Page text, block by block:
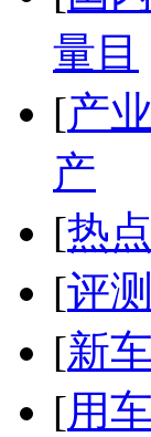
量目
[产
产
[热
[评
[新
[用